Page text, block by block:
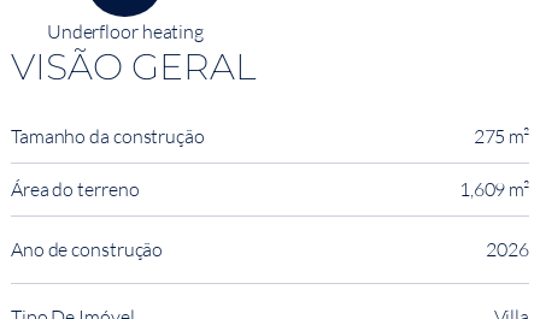
Underfloor heating
VISÃO GERAL
Tamanho da construção 275 m²
Área do terreno 1,609 m²
Ano de construção 2026